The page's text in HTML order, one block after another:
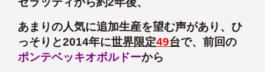
あまりの人気に追加生産を望む声があり、ひ
っそりと2014年に世界限定49台で、前回の
ポンテベッキオボルドーから